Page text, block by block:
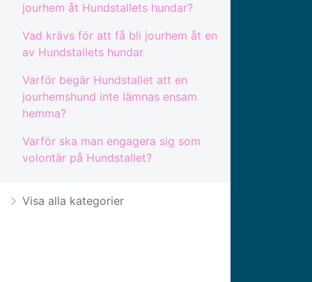
jourhem åt Hundstallets hundar?
Vad krävs för att få bli jourhem åt en
av Hundstallets hundar
Varför begär Hundstallet att en
jourhemshund inte lämnas ensam
hemma?
Varför ska man engagera sig som
volontär på Hundstallet?
Visa alla kategorier